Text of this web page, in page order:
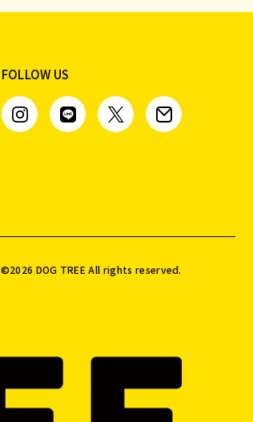
FOLLOW US
©️2026 DOG TREE All rights reserved.